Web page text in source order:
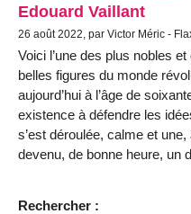
Edouard Vaillant
26 août 2022, par Victor Méric -
Voici l’une des plus nobles et
belles figures du monde
aujourd’hui à l’âge de
existence à défendre les
s’est déroulée, calme et
devenu, de bonne heure, un
Rechercher :